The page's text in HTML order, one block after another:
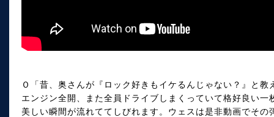
Ｏ「昔、奥さんが『ロック好きもイケるんじゃない？』と
エンジン全開、また全員ドライブしまくっていて格好良い
美しい瞬間が流れててしびれます。ウェスは是非動画でそ